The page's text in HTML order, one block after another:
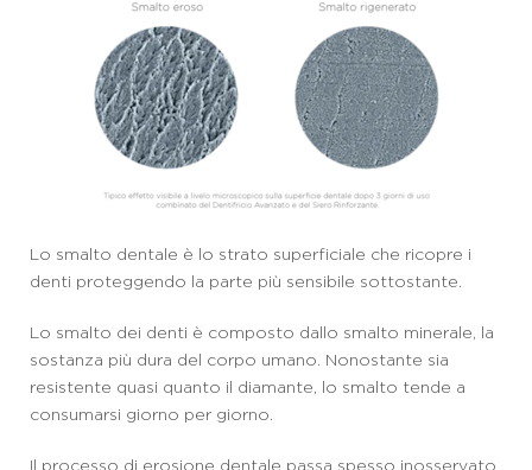
Lo smalto dentale è lo strato superficiale che ricopre i
denti proteggendo la parte più sensibile sottostante.
Lo smalto dei denti è composto dallo smalto minerale, la
sostanza più dura del corpo umano. Nonostante sia
resistente quasi quanto il diamante, lo smalto tende a
consumarsi giorno per giorno.
Il processo di erosione dentale passa spesso inosservato